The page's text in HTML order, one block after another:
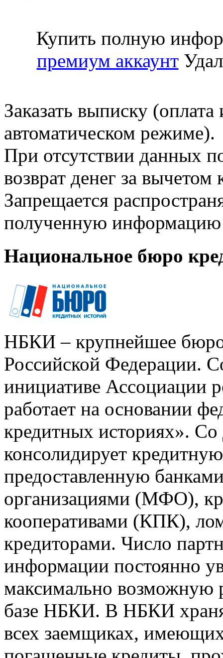
Купить полную
премиум аккаунт
Заказать выписку
автоматическом режиме).
При отсутствии данных
возврат денег за
Запрещается
полученную информацию
Национальное бюро
НБКИ – крупнейшее
Российской Федерации.
инициативе Ассоциации
работает на основании
кредитных историях».
консолидирует
предоставленную
организациями (МФО),
кооперативами (КПК),
кредиторами. Число
информации постоянно
максимально возможную
базе НБКИ. В НБКИ
всех заемщиках,